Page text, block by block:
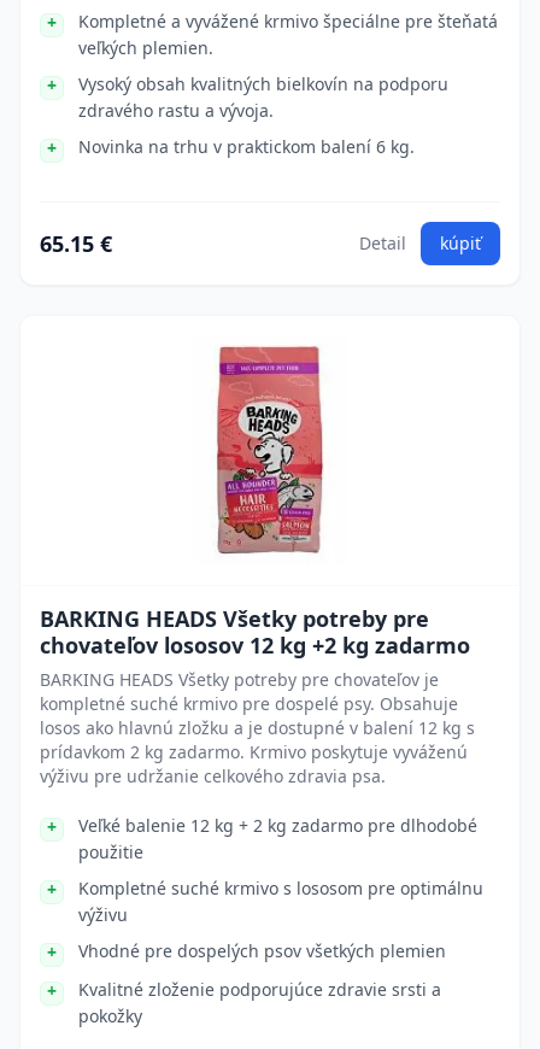
Kompletné a vyvážené krmivo špeciálne pre šteňatá
veľkých plemien.
Vysoký obsah kvalitných bielkovín na podporu
zdravého rastu a vývoja.
Novinka na trhu v praktickom balení 6 kg.
65.15 € Detail kúpiť
BARKING HEADS Všetky potreby pre
chovateľov lososov 12 kg +2 kg zadarmo
BARKING HEADS Všetky potreby pre chovateľov je
kompletné suché krmivo pre dospelé psy. Obsahuje
losos ako hlavnú zložku a je dostupné v balení 12 kg s
prídavkom 2 kg zadarmo. Krmivo poskytuje vyváženú
výživu pre udržanie celkového zdravia psa.
Veľké balenie 12 kg + 2 kg zadarmo pre dlhodobé
použitie
Kompletné suché krmivo s lososom pre optimálnu
výživu
Vhodné pre dospelých psov všetkých plemien
Kvalitné zloženie podporujúce zdravie srsti a
pokožky